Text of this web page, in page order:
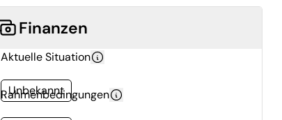
Finanzen
Aktuelle Situation
Unbekannt
Rahmenbedingungen